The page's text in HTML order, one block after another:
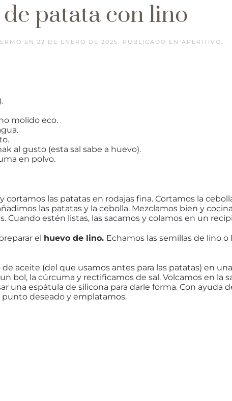
patata con lino
EN 22 DE ENERO DE 2025 . PUBLICADO EN APERITIVO .
molido eco.
al gusto (esta sal sabe a huevo).
en polvo.
cortamos las patatas en rodajas fina. Cortamos la
las patatas y la cebolla. Mezclamos bien y
Cuando estén listas, las sacamos y colamos en un
el huevo de lino. Echamos las semillas de lino
aceite (del que usamos antes para las patatas) en
bol, la cúrcuma y rectificamos de sal. Volcamos en
una espátula de silicona para darle forma. Con
punto deseado y emplatamos.